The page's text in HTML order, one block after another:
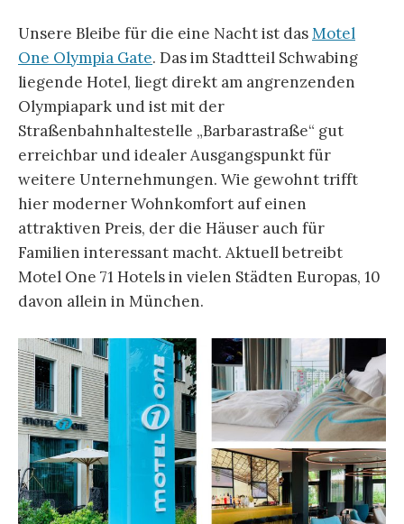
Unsere Bleibe für die eine Nacht ist dasMotel
One Olympia Gate. Das im Stadtteil Schwabing
liegende Hotel, liegt direkt am angrenzenden
Olympiapark und ist mit der
Straßenbahnhaltestelle „Barbarastraße“ gut
erreichbar und idealer Ausgangspunkt für
weitere Unternehmungen. Wie gewohnt trifft
hier moderner Wohnkomfort auf einen
attraktiven Preis, der die Häuser auch für
Familien interessant macht. Aktuell betreibt
Motel One 71 Hotels in vielen Städten Europas, 10
davon allein in München.